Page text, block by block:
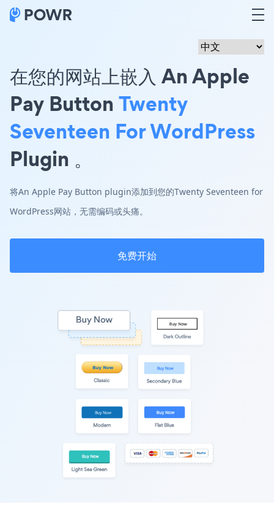
在您的网站上嵌入 An Apple
Pay ButtonTwenty
Seventeen For WordPress
Plugin 。
将An Apple Pay Button plugin添加到您的Twenty Seventeen for
WordPress网站，无需编码或头痛。
免费开始